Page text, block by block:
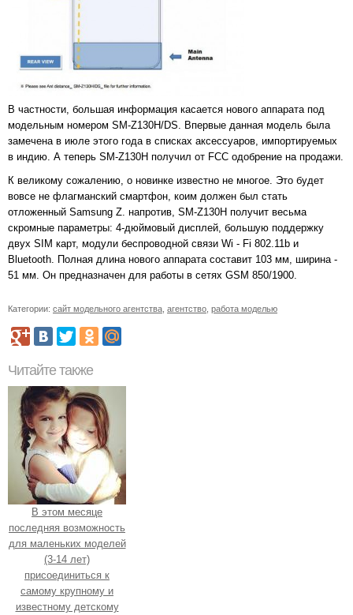
В частности, большая информация касается нового аппарата под
модельным номером SM-Z130H/DS. Впервые данная модель была
замечена в июле этого года в списках аксессуаров, импортируемых
в индию. А теперь SM-Z130H получил от FCC одобрение на продажи.
К великому сожалению, о новинке известно не многое. Это будет
вовсе не флагманский смартфон, коим должен был стать
отложенный Samsung Z. напротив, SM-Z130H получит весьма
скромные параметры: 4-дюймовый дисплей, большую поддержку
двух SIM карт, модули беспроводной связи Wi - Fi 802.11b и
Bluetooth. Полная длина нового аппарата составит 103 мм, ширина -
51 мм. Он предназначен для работы в сетях GSM 850/1900.
Категории: сайт модельного агентства агентство работа моделью
Читайте также
В этом месяце
последняя возможность
для маленьких моделей
(3-14 лет)
присоединиться к
самому крупному и
известному детскому